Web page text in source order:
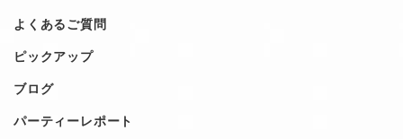
よくあるご質問
ピックアップ
ブログ
パーティーレポート